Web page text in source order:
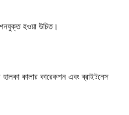
হওয়া উচিত।
কালার কারেকশন এবং ব্রাইটনেস